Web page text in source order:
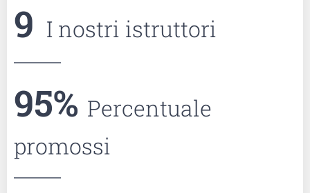
9 I nostri istruttori
95% Percentuale
promossi